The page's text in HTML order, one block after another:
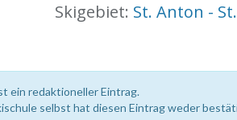
Skigebiet: St. Anton -
ein redaktioneller Eintrag.
selbst hat diesen Eintrag weder